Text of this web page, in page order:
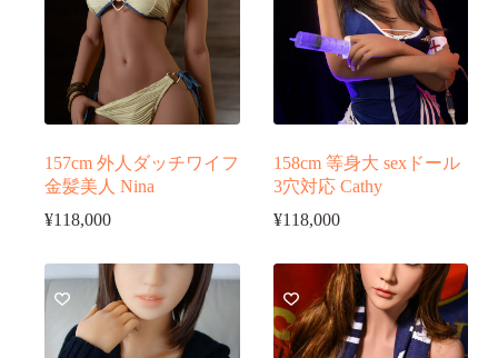
157cm 外人ダッチワイフ
金髪美人 Nina
¥118,000
158cm 等身大 sexドール
3穴対応 Cathy
¥118,000